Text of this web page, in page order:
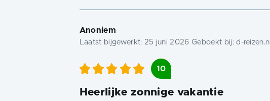
Anoniem
Laatst bijgewerkt: 25 juni 2026 Geboekt bij:d-reizen.nl
10
Heerlijke zonnige vakantie